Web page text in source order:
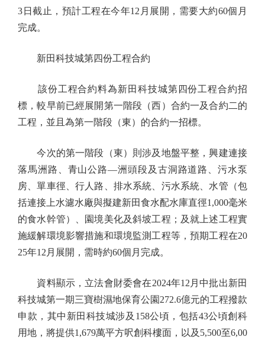
3日截止，預計工程在今年12月展開，需要大約60個月
完成。
新田科技城第四份工程合約
該份工程合約料為新田科技城第四份工程合約招
標，較早前已經展開第一階段（西）合約一及合約二的
工程，並且為第一階段（東）的合約一招標。
今次的第一階段（東）則涉及地盤平整，興建連接
落馬洲路、青山公路—洲頭段及古洞路道路、污水泵
房、單車徑、行人路、排水系統、污水系統、水管（包
括連接上水濾水廠與擬建新田食水配水庫直徑1,000毫米
的食水幹管）、園境美化及斜坡工程；及就上述工程實
施緩解環境影響措施和環境監測工程等，預期工程在20
25年12月展開，需時約60個月完成。
資料顯示，立法會財委會在2024年12月中批出新田
科技城第一期三寶樹濕地保育公園272.6億元的工程撥款
申款，其中新田科技城涉及158公頃，包括43公頃創科
用地，將提供1,679萬平方呎創科樓面，以及5,500至6,00